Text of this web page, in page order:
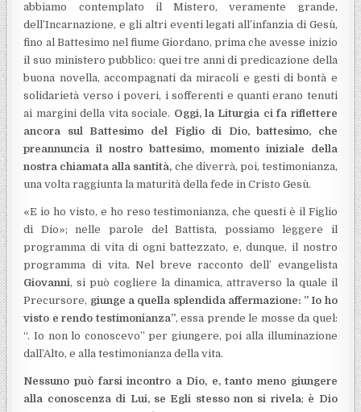
abbiamo contemplato il Mistero, veramente grande,
dell’Incarnazione, e gli altri eventi legati all’infanzia di Gesù,
fino al Battesimo nel fiume Giordano, prima che avesse inizio
il suo ministero pubblico: quei tre anni di predicazione della
buona novella, accompagnati da miracoli e gesti di bontà e
solidarietà verso i poveri, i sofferenti e quanti erano tenuti
ai margini della vita sociale. Oggi, la Liturgia ci fa riflettere
ancora sul Battesimo del Figlio di Dio, battesimo, che
preannuncia il nostro battesimo, momento iniziale della
nostra chiamata alla santità, che diverrà, poi, testimonianza,
una volta raggiunta la maturità della fede in Cristo Gesù.
«E io ho visto, e ho reso testimonianza, che questi è il Figlio
di Dio»; nelle parole del Battista, possiamo leggere il
programma di vita di ogni battezzato, e, dunque, il nostro
programma di vita. Nel breve racconto dell’ evangelista
Giovanni, si può cogliere la dinamica, attraverso la quale il
Precursore, giunge a quella splendida affermazione: ” Io ho
visto e rendo testimonianza”, essa prende le mosse da quel:
“. Io non lo conoscevo” per giungere, poi alla illuminazione
dall’Alto, e alla testimonianza della vita.
Nessuno può farsi incontro a Dio, e, tanto meno giungere
alla conoscenza di Lui, se Egli stesso non si rivela; è Dio